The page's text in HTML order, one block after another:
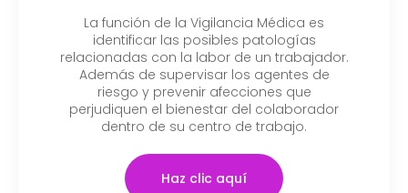
La función de la Vigilancia Médica es
identificar las posibles patologías
relacionadas con la labor de un trabajador.
Además de supervisar los agentes de
riesgo y prevenir afecciones que
perjudiquen el bienestar del colaborador
dentro de su centro de trabajo.
Haz clic aquí